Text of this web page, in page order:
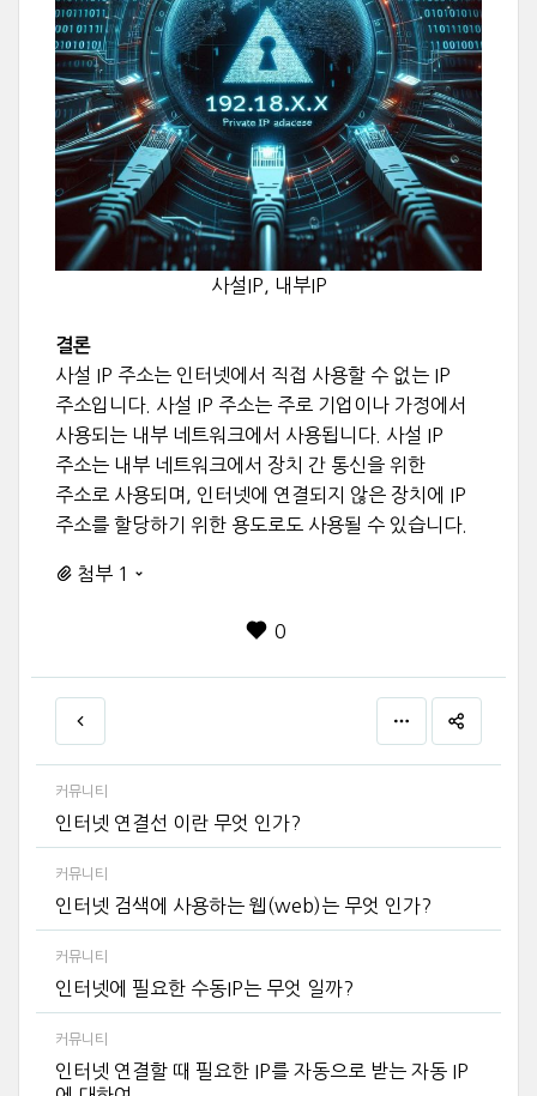
사설IP, 내부IP
결론
사설 IP 주소는 인터넷에서 직접 사용할 수 없는 IP
주소입니다. 사설 IP 주소는 주로 기업이나 가정에서
사용되는 내부 네트워크에서 사용됩니다. 사설 IP
주소는 내부 네트워크에서 장치 간 통신을 위한
주소로 사용되며, 인터넷에 연결되지 않은 장치에 IP
주소를 할당하기 위한 용도로도 사용될 수 있습니다.
첨부 1
0
커뮤니티
인터넷 연결선 이란 무엇 인가?
커뮤니티
인터넷 검색에 사용하는 웹(web)는 무엇 인가?
커뮤니티
인터넷에 필요한 수동IP는 무엇 일까?
커뮤니티
인터넷 연결할 때 필요한 IP를 자동으로 받는 자동 IP